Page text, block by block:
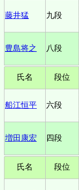
藤井猛 九段
豊島将之 八段
氏名 段位
船江恒平 六段
増田康宏 四段
氏名 段位